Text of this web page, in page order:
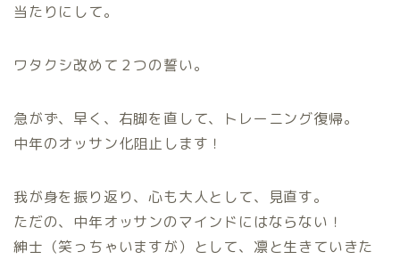
当たりにして。
ワタクシ改めて２つの誓い。
急がず、早く、右脚を直して、トレーニング復帰。
中年のオッサン化阻止します！
我が身を振り返り、心も大人として、見直す。
ただの、中年オッサンのマインドにはならない！
紳士（笑っちゃいますが）として、凛と生きていきた